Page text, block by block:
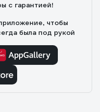
с гарантией!
чтобы
была под рукой